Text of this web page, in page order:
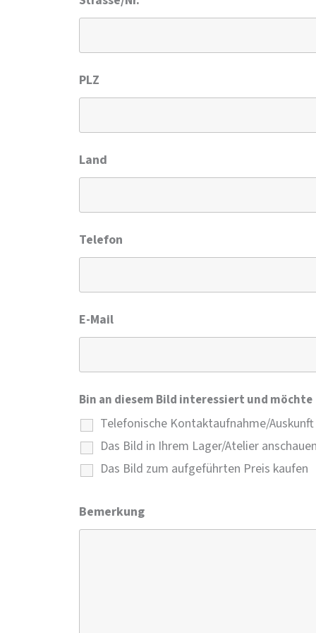
PLZ
Land
Telefon
E-Mail
Bin an diesem Bild interessiert und möchte
Telefonische Kontaktaufnahme/Auskunft
Das Bild in Ihrem Lager/Atelier
Das Bild zum aufgeführten Preis kaufen
Bemerkung